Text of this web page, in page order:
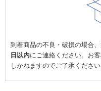
到着商品の不良・破損の場合
日以内にご連絡ください。お
しかねますのでご了承ください